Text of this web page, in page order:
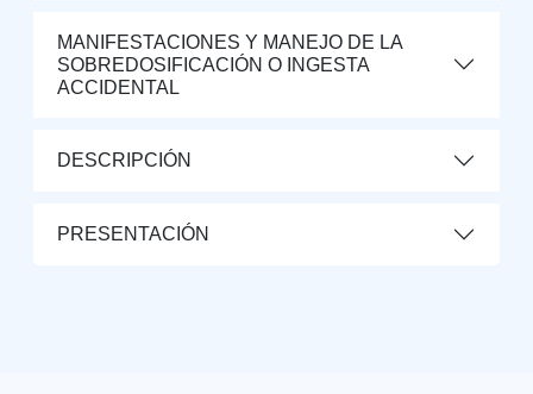
MANIFESTACIONES Y MANEJO DE LA
SOBREDOSIFICACIÓN O INGESTA
ACCIDENTAL
DESCRIPCIÓN
PRESENTACIÓN